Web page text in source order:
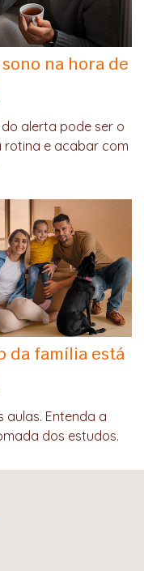
na hora de
alerta pode ser o
rotina e acabar com
da família está
aulas. Entenda a
dos estudos.